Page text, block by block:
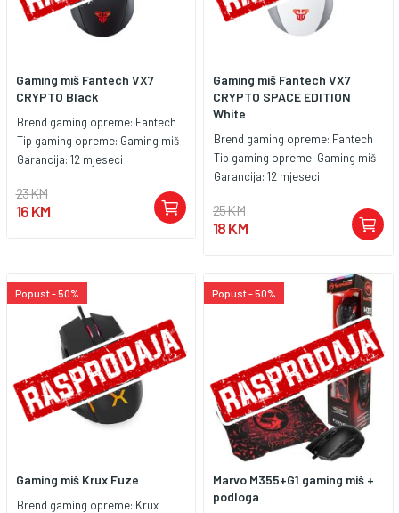
Gaming miš Fantech VX7
CRYPTO Black
Brend gaming opreme: Fantech
Tip gaming opreme: Gaming miš
Garancija: 12 mjeseci
23 KM
16 KM
Gaming miš Fantech VX7
CRYPTO SPACE EDITION
White
Brend gaming opreme: Fantech
Tip gaming opreme: Gaming miš
Garancija: 12 mjeseci
25 KM
18 KM
Popust - 50%
Gaming miš Krux Fuze
Brend gaming opreme: Krux
Popust - 50%
Marvo M355+G1 gaming miš +
podloga